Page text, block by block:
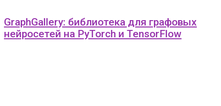
GraphGallery: библиотека для графовых
нейросетей на PyTorch и TensorFlow